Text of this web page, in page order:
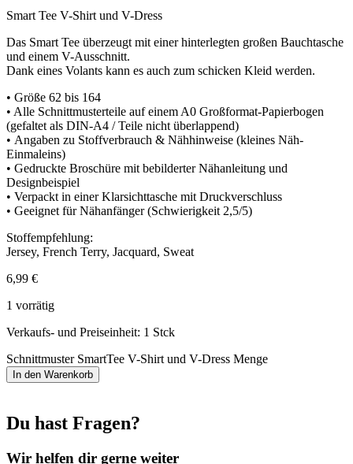
Smart Tee V-Shirt und V-Dress
Das Smart Tee überzeugt mit einer hinterlegten großen Bauchtasche
und einem V-Ausschnitt.
Dank eines Volants kann es auch zum schicken Kleid werden.
• Größe 62 bis 164
• Alle Schnittmusterteile auf einem A0 Großformat-Papierbogen
(gefaltet als DIN-A4 / Teile nicht überlappend)
• Angaben zu Stoffverbrauch & Nähhinweise (kleines Näh-
Einmaleins)
• Gedruckte Broschüre mit bebilderter Nähanleitung und
Designbeispiel
• Verpackt in einer Klarsichttasche mit Druckverschluss
• Geeignet für Nähanfänger (Schwierigkeit 2,5/5)
Stoffempfehlung:
Jersey, French Terry, Jacquard, Sweat
6,99 €
1 vorrätig
Verkaufs- und Preiseinheit: 1 Stck
Schnittmuster SmartTee V-Shirt und V-Dress Menge
In den Warenkorb
Du hast Fragen?
Wir helfen dir gerne weiter